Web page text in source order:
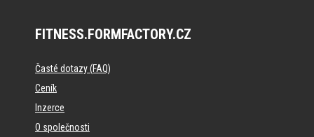
FITNESS.FORMFACTORY.CZ
Časté dotazy (FAQ)
Ceník
Inzerce
O společnosti